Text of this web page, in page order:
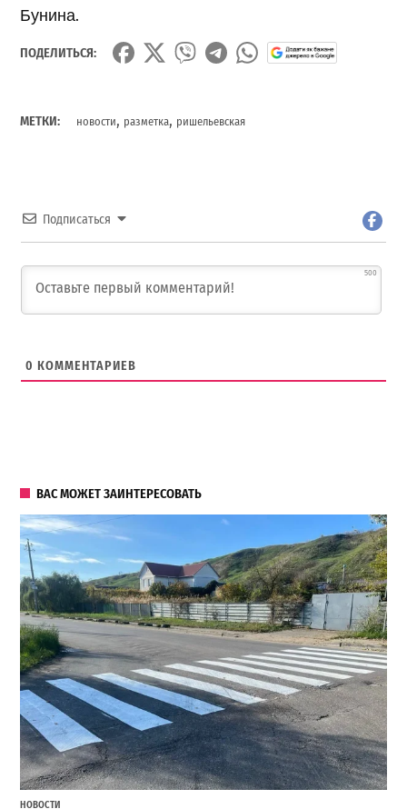
Бунина.
ПОДЕЛИТЬСЯ:
МЕТКИ: новости, разметка, ришельевская
Подписаться
500
0 КОММЕНТАРИЕВ
ВАС МОЖЕТ ЗАИНТЕРЕСОВАТЬ
НОВОСТИ